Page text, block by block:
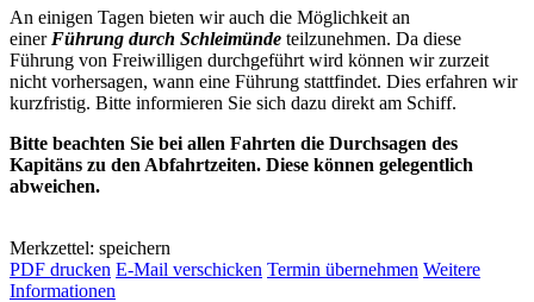
An einigen Tagen bieten wir auch die Möglichkeit an
einer Führung durch Schleimünde teilzunehmen. Da diese
Führung von Freiwilligen durchgeführt wird können wir zurzeit
nicht vorhersagen, wann eine Führung stattfindet. Dies erfahren wir
kurzfristig. Bitte informieren Sie sich dazu direkt am Schiff.
Bitte beachten Sie bei allen Fahrten die Durchsagen des
Kapitäns zu den Abfahrtzeiten. Diese können gelegentlich
abweichen.
Merkzettel: speichern
PDF drucken E-Mail verschicken Termin übernehmen Weitere
Informationen